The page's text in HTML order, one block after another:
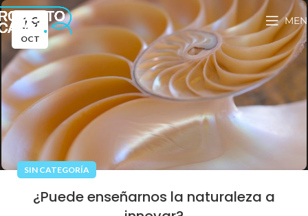
19
OCT
SIN CATEGORÍA
¿Puede enseñarnos la naturaleza a